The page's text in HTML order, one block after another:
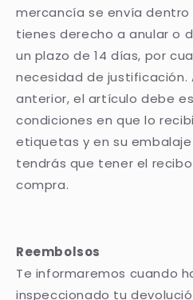
mercancía se envía dentro
tienes derecho a anular o
un plazo de 14 días, por
necesidad de justificación.
anterior, el artículo debe
condiciones en que lo
etiquetas y en su
tendrás que tener el
compra.
Reembolsos
Te informaremos cuando
inspeccionado tu